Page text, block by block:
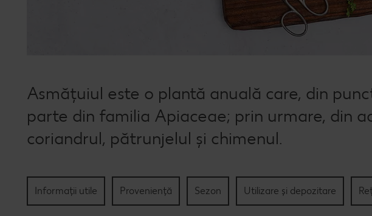
Asmățuiul este o plantă anuală care, din
parte din familia Apiaceae; prin urmare, din
coriandrul, pătrunjelul și chimenul.
Informații utile Proveniență Sezon Utilizare și depozitare